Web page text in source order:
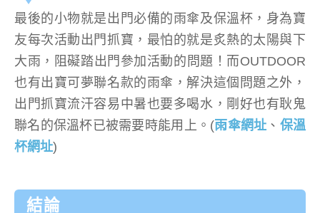
最後的小物就是出門必備的雨傘及保溫杯，身為寶
友每次活動出門抓寶，最怕的就是炙熱的太陽與下
大雨，阻礙踏出門參加活動的問題！而OUTDOOR
也有出寶可夢聯名款的雨傘，解決這個問題之外，
出門抓寶流汗容易中暑也要多喝水，剛好也有耿鬼
聯名的保溫杯已被需要時能用上。(雨傘網址 、 保溫
杯網址)
結論